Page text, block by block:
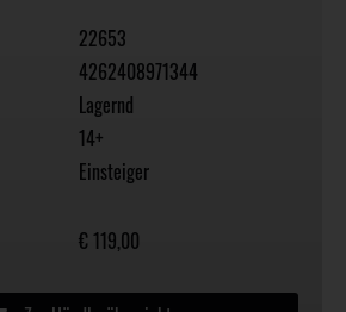
22653
4262408971344
Lagernd
14+
Einsteiger
€ 119,00